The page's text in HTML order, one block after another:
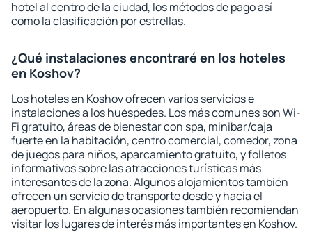
hotel al centro de la ciudad, los métodos de pago así
como la clasificación por estrellas.
¿Qué instalaciones encontraré en los hoteles
en Koshov?
Los hoteles en Koshov ofrecen varios servicios e
instalaciones a los huéspedes. Los más comunes son Wi-
Fi gratuito, áreas de bienestar con spa, minibar/caja
fuerte en la habitación, centro comercial, comedor, zona
de juegos para niños, aparcamiento gratuito, y folletos
informativos sobre las atracciones turísticas más
interesantes de la zona. Algunos alojamientos también
ofrecen un servicio de transporte desde y hacia el
aeropuerto. En algunas ocasiones también recomiendan
visitar los lugares de interés más importantes en Koshov.